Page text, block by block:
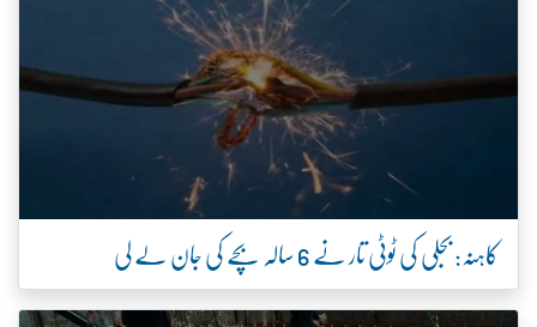
کاہنہ: بجلی کی ٹوٹی تار نے 6 سالہ بچے کی جان لے لی